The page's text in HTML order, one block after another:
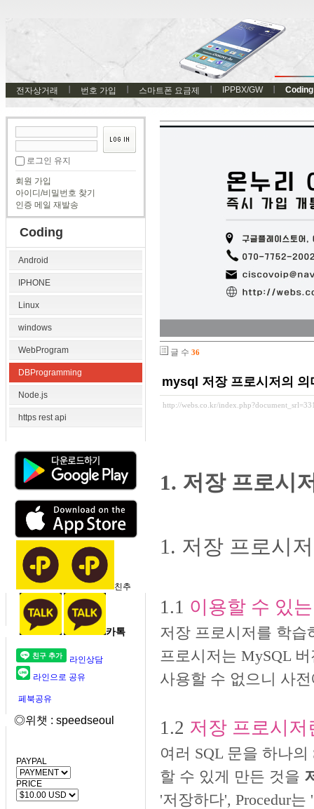
전자상거래 번호 가입 스마트폰 요금제 IPPBX/GW Coding
로그인 유지
회원 가입
아이디/비밀번호 찾기
인증 메일 재발송
Coding
Android
IPHONE
Linux
windows
WebProgram
DBProgramming
Node.js
https rest api
친추
카톡
라인상담
라인으로 공유
페북공유
◎위챗 : speedseoul
PAYPAL
PRICE
글 수 36
mysql 저장 프로시저의 의
http://webs.co.kr/
1. 저장 프로시
1. 저장 프로시
1.1 이용할 수 있
저장 프로시저를 학습
프로시저는 MySQL
사용할 수 없으니 사
1.2 저장 프로시저
여러 SQL 문을 하나
할 수 있게 만든 것을
'저장하다', Procedur